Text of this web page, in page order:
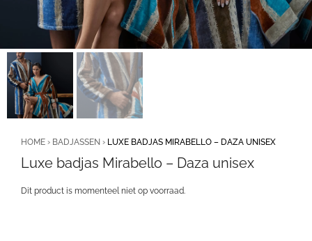
HOME › BADJASSEN › LUXE BADJAS MIRABELLO – DAZA UNISEX
Luxe badjas Mirabello – Daza unisex
Dit product is momenteel niet op voorraad.